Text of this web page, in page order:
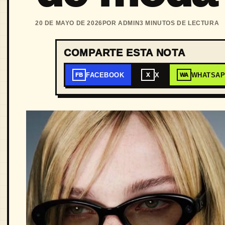
20 DE MAYO DE 2026 POR ADMIN3 MINUTOS DE LECTURA
COMPARTE ESTA NOTA
FB FACEBOOK X X WA